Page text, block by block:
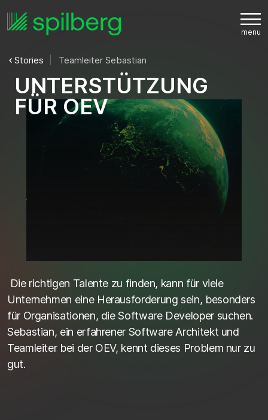
Stories Teamleiter Sebastian
UNTERSTÜTZUNG
FÜR OEV
Die richtigen Talente zu finden, kann für viele
Unternehmen eine Herausforderung sein, besonders
für Organisationen, die Software Developer suchen.
Sebastian, ein erfahrener Software Architekt und
Teamleiter bei der OEV, kennt dieses Problem nur zu
gut.